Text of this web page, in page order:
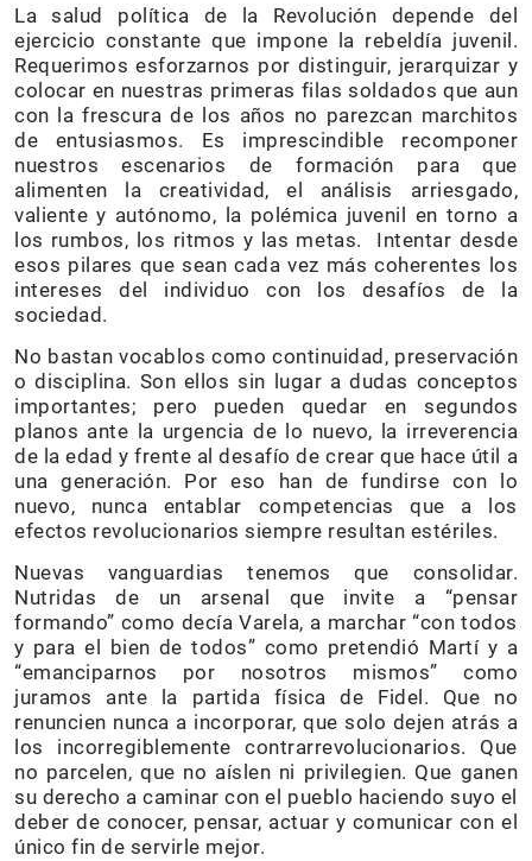
La salud política de la Revolución depende del
ejercicio constante que impone la rebeldía juvenil.
Requerimos esforzarnos por distinguir, jerarquizar y
colocar en nuestras primeras filas soldados que aun
con la frescura de los años no parezcan marchitos
de entusiasmos. Es imprescindible recomponer
nuestros escenarios de formación para que
alimenten la creatividad, el análisis arriesgado,
valiente y autónomo, la polémica juvenil en torno a
los rumbos, los ritmos y las metas. Intentar desde
esos pilares que sean cada vez más coherentes los
intereses del individuo con los desafíos de la
sociedad.
No bastan vocablos como continuidad, preservación
o disciplina. Son ellos sin lugar a dudas conceptos
importantes; pero pueden quedar en segundos
planos ante la urgencia de lo nuevo, la irreverencia
de la edad y frente al desafío de crear que hace útil a
una generación. Por eso han de fundirse con lo
nuevo, nunca entablar competencias que a los
efectos revolucionarios siempre resultan estériles.
Nuevas vanguardias tenemos que consolidar.
Nutridas de un arsenal que invite a “pensar
formando” como decía Varela, a marchar “con todos
y para el bien de todos” como pretendió Martí y a
“emanciparnos por nosotros mismos” como
juramos ante la partida física de Fidel. Que no
renuncien nunca a incorporar, que solo dejen atrás a
los incorregiblemente contrarrevolucionarios. Que
no parcelen, que no aíslen ni privilegien. Que ganen
su derecho a caminar con el pueblo haciendo suyo el
deber de conocer, pensar, actuar y comunicar con el
único fin de servirle mejor.